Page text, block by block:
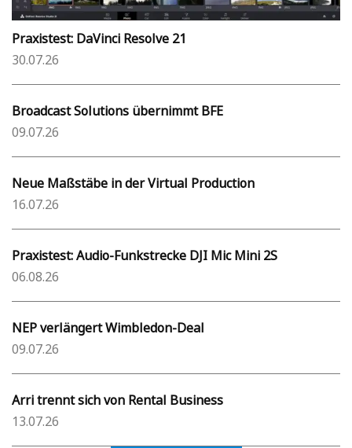
Praxistest: DaVinci Resolve 21
30.07.26
Broadcast Solutions übernimmt BFE
09.07.26
Neue Maßstäbe in der Virtual Production
16.07.26
Praxistest: Audio-Funkstrecke DJI Mic Mini 2S
06.08.26
NEP verlängert Wimbledon-Deal
09.07.26
Arri trennt sich von Rental Business
13.07.26